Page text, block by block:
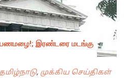
பணமழை!; இரண்டரை மடங்கு
தமிழ்நாடு, முக்கிய செய்திகள்